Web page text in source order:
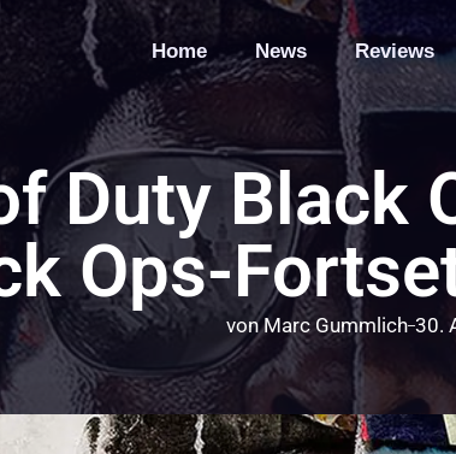
Home News Reviews
Duty Black
Ops-
vonMarc Gummlich 30.